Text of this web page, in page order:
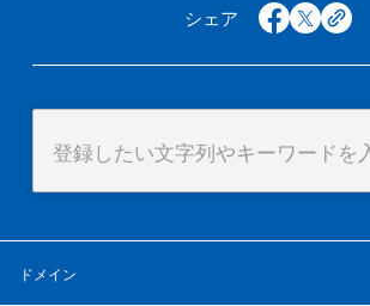
シェア facebook
x
ドメイン